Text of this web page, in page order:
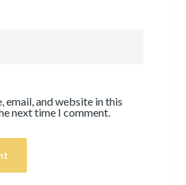
email, and website in this
next time I comment.